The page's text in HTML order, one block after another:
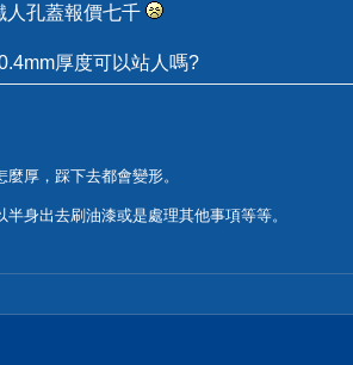
人孔蓋報價七千
厚度可以站人嗎?
厚，踩下去都會變形。
身出去刷油漆或是處理其他事項等等。